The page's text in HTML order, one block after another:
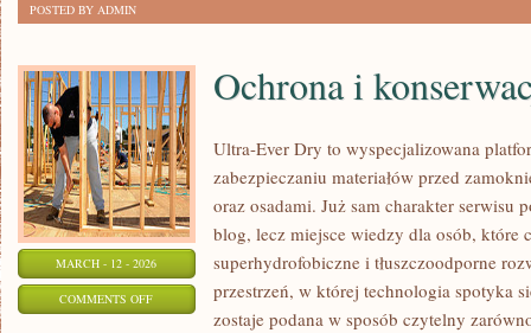
POSTED BY ADMIN
MARCH - 12 - 2026
COMMENTS OFFON
Ochrona i
Ultra-Ever Dry to wyspecjalizowana
zabezpieczaniu materiałów przed
oraz osadami. Już sam charakter serwisu
blog, lecz miejsce wiedzy dla osób, które
superhydrofobiczne i tłuszczoodporne
przestrzeń, w której technologia spotyka
zostaje podana w sposób czytelny